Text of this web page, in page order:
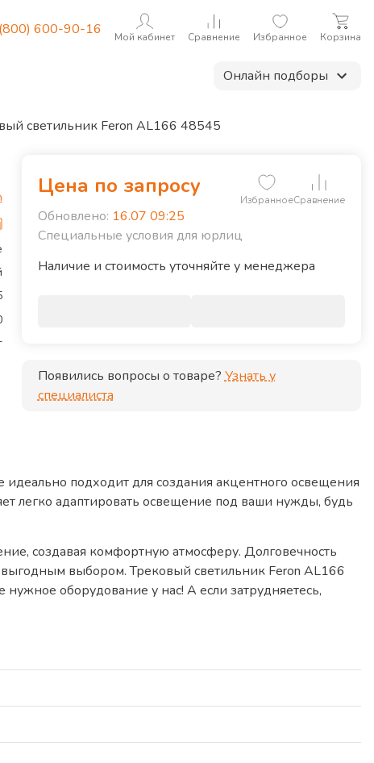
600-90-16 Мой кабинет Сравнение Избранное Корзина
Онлайн подборы
светильник Feron AL166 48545
Пуско-регулирующая арматура
Нет
Длина, мм
Ширина, мм
Высота, мм
Заземление
Цена по запросу
ИзбранноеСравнение
Обновлено: 16.07 09:25
Специальные условия для юрлиц
Наличие и стоимость уточняйте у менеджера
Появились вопросы о товаре? Узнать у
специалиста
подходит для создания акцентного освещения
легко адаптировать освещение под ваши нужды, будь
создавая комфортную атмосферу. Долговечность
выгодным выбором. Трековый светильник Feron AL166
оборудование у нас! А если затрудняетесь,